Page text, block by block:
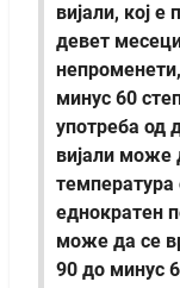
вијали, кој
девет
минус 60
употреба од
вијали може
температура
еднократен
може да се
90 до минус